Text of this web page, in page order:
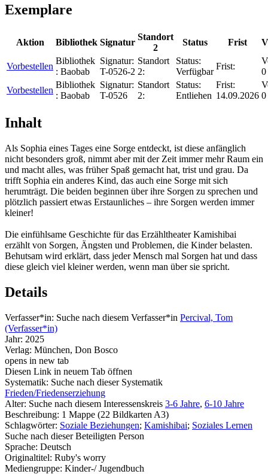
Exemplare
Aktion Bibliothek Signatur
Standort
2
Status Frist
Vorbestellen
Bibliothek
: Baobab
Signatur:
T-0526-2
Standort
2:
Status:
Verfügbar
Frist:
0
Vorbestellen
Bibliothek
: Baobab
Signatur:
T-0526
Standort
2:
Status:
Entliehen
Frist:
14.09.2026 0
Inhalt
Als Sophia eines Tages eine Sorge entdeckt, ist diese anfänglich
nicht besonders groß, nimmt aber mit der Zeit immer mehr Raum ein
und macht alles, was früher Spaß gemacht hat, trist und grau. Da
trifft Sophia ein anderes Kind, das auch eine Sorge mit sich
herumträgt. Die beiden beginnen über ihre Sorgen zu sprechen und
plötzlich passiert etwas Erstaunliches – ihre Sorgen werden immer
kleiner!
Die einfühlsame Geschichte für das Erzähltheater Kamishibai
erzählt von Sorgen, Ängsten und Problemen, die Kinder belasten.
Behutsam wird erklärt, dass jeder Mensch mal Sorgen hat und dass
diese gleich viel kleiner werden, wenn man über sie spricht.
Details
Verfasser*in: Suche nach diesem Verfasser*in Percival, Tom
(Verfasser*in)
Jahr: 2025
Verlag: München, Don Bosco
opens in new tab
Diesen Link in neuem Tab öffnen
Systematik: Suche nach dieser Systematik
Frieden/Friedenserziehung
Alter: Suche nach diesem Interessenskreis 3-6 Jahre, 6-10 Jahre
Beschreibung: 1 Mappe (22 Bildkarten A3)
Schlagwörter: Soziale Beziehungen; Kamishibai; Soziales Lernen
Suche nach dieser Beteiligten Person
Sprache: Deutsch
Originaltitel: Ruby's worry
Mediengruppe: Kinder-/ Jugendbuch